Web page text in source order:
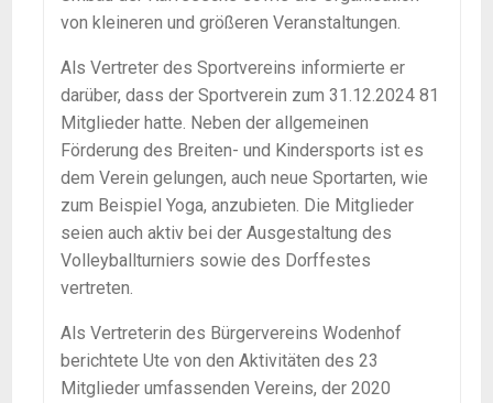
von kleineren und größeren Veranstaltungen.
Als Vertreter des Sportvereins informierte er
darüber, dass der Sportverein zum 31.12.2024 81
Mitglieder hatte. Neben der allgemeinen
Förderung des Breiten- und Kindersports ist es
dem Verein gelungen, auch neue Sportarten, wie
zum Beispiel Yoga, anzubieten. Die Mitglieder
seien auch aktiv bei der Ausgestaltung des
Volleyballturniers sowie des Dorffestes
vertreten.
Als Vertreterin des Bürgervereins Wodenhof
berichtete Ute von den Aktivitäten des 23
Mitglieder umfassenden Vereins, der 2020